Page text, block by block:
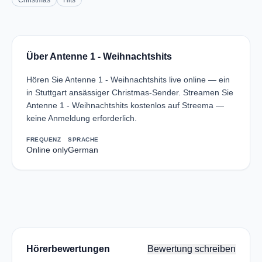
Über Antenne 1 - Weihnachtshits
Hören Sie Antenne 1 - Weihnachtshits live online — ein
in Stuttgart ansässiger Christmas-Sender. Streamen Sie
Antenne 1 - Weihnachtshits kostenlos auf Streema —
keine Anmeldung erforderlich.
FREQUENZ
Online only
SPRACHE
German
Hörerbewertungen Bewertung schreiben